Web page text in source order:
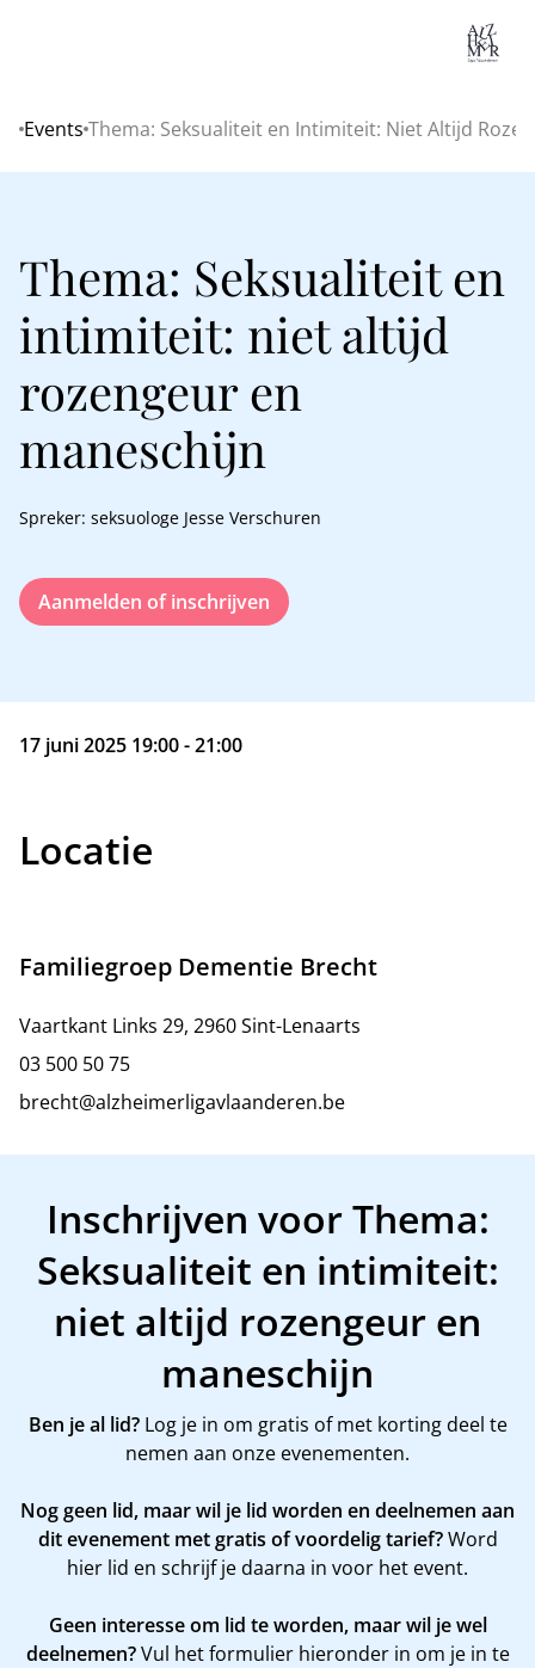
Home
Events Thema: Seksualiteit en Intimiteit: Niet Altijd
Thema: Seksualiteit en
intimiteit: niet altijd
rozengeur en
maneschijn
Spreker: seksuologe Jesse Verschuren
Aanmelden of inschrijven
17 juni 2025 19:00 - 21:00
Locatie
Familiegroep Dementie Brecht
Vaartkant Links 29, 2960 Sint-Lenaarts
03 500 50 75
brecht@alzheimerligavlaanderen.be
Inschrijven voor Thema:
Seksualiteit en intimiteit:
niet altijd rozengeur en
maneschijn
Ben je al lid?Log je in om gratis of met korting deel te
nemen aan onze evenementen.
Nog geen lid, maar wil je lid worden en deelnemen aan
dit evenement met gratis of voordelig tarief?Word
hier lid en schrijf je daarna in voor het event.
Geen interesse om lid te worden, maar wil je wel
deelnemen?Vul het formulier hieronder in om je in te